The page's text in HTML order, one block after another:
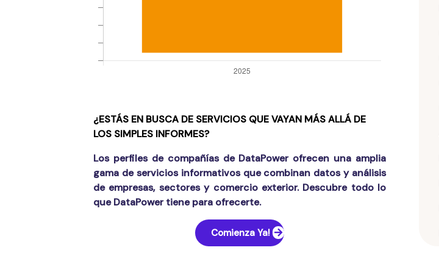
¿ESTÁS EN BUSCA DE SERVICIOS QUE VAYAN MÁS ALLÁ DE
LOS SIMPLES INFORMES?
Los perfiles de compañías de DataPower ofrecen una amplia
gama de servicios informativos que combinan datos y análisis
de empresas, sectores y comercio exterior. Descubre todo lo
que DataPower tiene para ofrecerte.
Comienza Ya!